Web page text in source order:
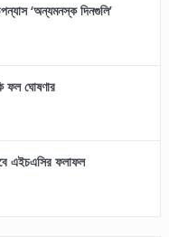
‘অন্যমনস্ক দিনগুলি’
ফল ঘোষণার
এইচএসির ফলাফল